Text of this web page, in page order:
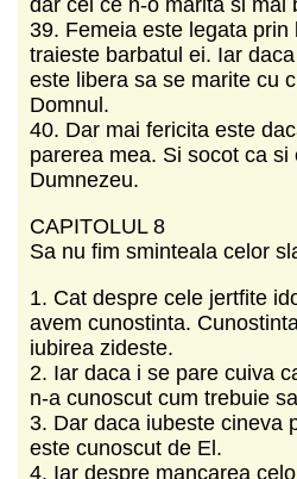
39. Femeia este legata
traieste barbatul ei. Iar
este libera sa se marite cu
Domnul.
40. Dar mai fericita este
parerea mea. Si socot ca si
Dumnezeu.
CAPITOLUL 8
Sa nu fim sminteala celor
1. Cat despre cele jertfite
avem cunostinta.
iubirea zideste.
2. Iar daca i se pare cuiva
n-a cunoscut cum trebuie
3. Dar daca iubeste cineva
este cunoscut de El.
4. Iar despre mancarea